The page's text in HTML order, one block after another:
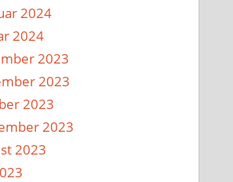
2024
2024
2023
2023
2023
2023
2023